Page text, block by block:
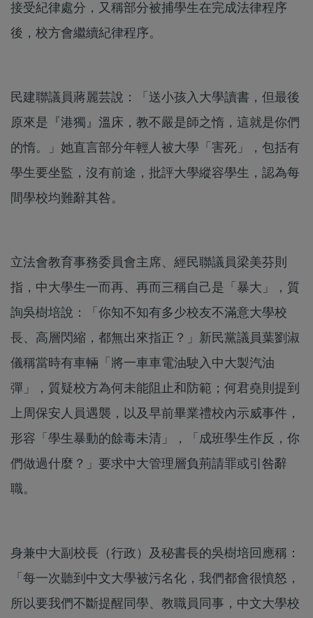
接受紀律處分，又稱部分被捕學生在完成法律程序
後，校方會繼續紀律程序。
民建聯議員蔣麗芸說：「送小孩入大學讀書，但最後
原來是『港獨』溫床，教不嚴是師之惰，這就是你們
的惰。」她直言部分年輕人被大學「害死」，包括有
學生要坐監，沒有前途，批評大學縱容學生，認為每
間學校均難辭其咎。
立法會教育事務委員會主席、經民聯議員梁美芬則
指，中大學生一而再、再而三稱自己是「暴大」，質
詢吳樹培說：「你知不知有多少校友不滿意大學校
長、高層閃縮，都無出來指正？」新民黨議員葉劉淑
儀稱當時有車輛「將一車車電油駛入中大製汽油
彈」，質疑校方為何未能阻止和防範；何君堯則提到
上周保安人員遇襲，以及早前畢業禮校內示威事件，
形容「學生暴動的餘毒未清」，「成班學生作反，你
們做過什麼？」要求中大管理層負荊請罪或引咎辭
職。
身兼中大副校長（行政）及秘書長的吳樹培回應稱：
「每一次聽到中文大學被污名化，我們都會很憤怒，
所以要我們不斷提醒同學、教職員同事，中文大學校